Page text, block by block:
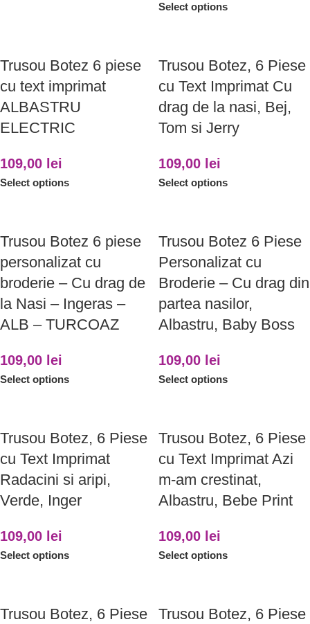
Select options
Trusou Botez 6 piese
cu text imprimat
ALBASTRU
ELECTRIC
109,00 lei
Select options
Trusou Botez, 6 Piese
cu Text Imprimat Cu
drag de la nasi, Bej,
Tom si Jerry
109,00 lei
Select options
Trusou Botez 6 piese
personalizat cu
broderie – Cu drag de
la Nasi – Ingeras –
ALB – TURCOAZ
109,00 lei
Select options
Trusou Botez 6 Piese
Personalizat cu
Broderie – Cu drag din
partea nasilor,
Albastru, Baby Boss
109,00 lei
Select options
Trusou Botez, 6 Piese
cu Text Imprimat
Radacini si aripi,
Verde, Inger
109,00 lei
Select options
Trusou Botez, 6 Piese
cu Text Imprimat Azi
m-am crestinat,
Albastru, Bebe Print
109,00 lei
Select options
Trusou Botez, 6 Piese
Trusou Botez, 6 Piese